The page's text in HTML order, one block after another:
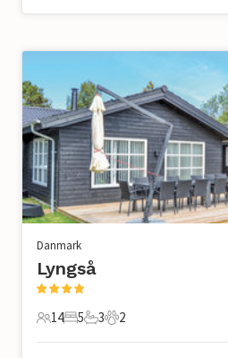
Danmark
Lyngså
14 Gäster
14
5 Sovrum
5
3 Badrum
3
2 Husdjur
2